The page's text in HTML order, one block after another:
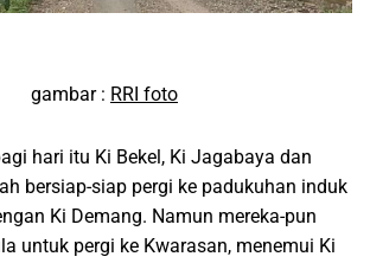
gambar : RRI foto
hari itu Ki Bekel, Ki Jagabaya dan
bersiap-siap pergi ke padukuhan induk
Ki Demang. Namun mereka-pun
untuk pergi ke Kwarasan, menemui Ki